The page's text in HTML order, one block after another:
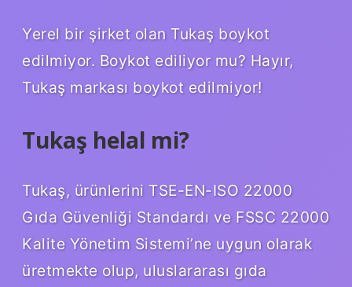
Yerel bir şirket olan Tukaş boykot
edilmiyor. Boykot ediliyor mu? Hayır,
Tukaş markası boykot edilmiyor!
Tukaş helal mi?
Tukaş, ürünlerini TSE-EN-ISO 22000
Gıda Güvenliği Standardı ve FSSC 22000
Kalite Yönetim Sistemi’ne uygun olarak
üretmekte olup, uluslararası gıda